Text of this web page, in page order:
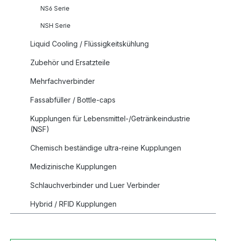
NS6 Serie
NSH Serie
Liquid Cooling / Flüssigkeitskühlung
Zubehör und Ersatzteile
Mehrfachverbinder
Fassabfüller / Bottle-caps
Kupplungen für Lebensmittel-/Getränkeindustrie
(NSF)
Chemisch beständige ultra-reine Kupplungen
Medizinische Kupplungen
Schlauchverbinder und Luer Verbinder
Hybrid / RFID Kupplungen